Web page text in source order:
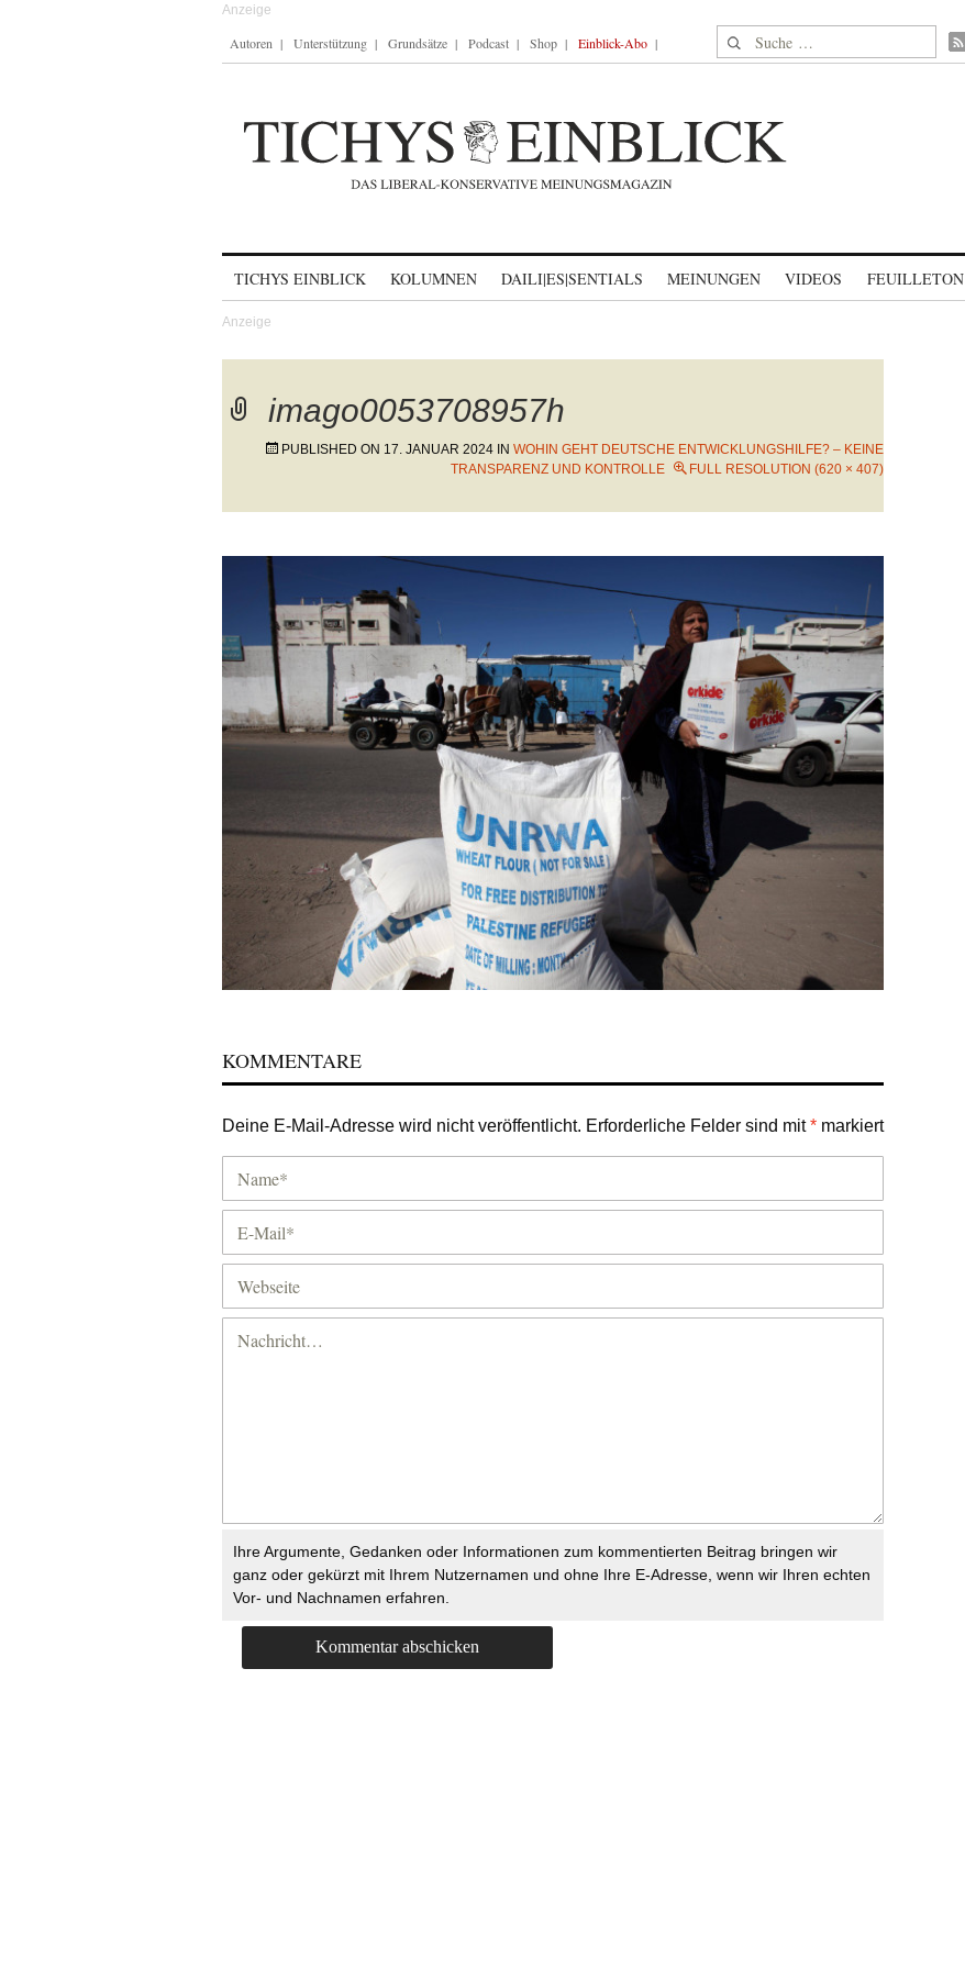
Autoren Unterstützung Grundsätze Podcast Shop Einblick-Abo Suche nach:
TICHYS EINBLICK KOLUMNEN DAILI|ES|SENTIALS MEINUNGEN VIDEOS FEUILLETON
imago0053708957h
PUBLISHED ON 17. JANUAR 2024 IN WOHIN GEHT DEUTSCHE ENTWICKLUNGSHILFE? – KEINE
TRANSPARENZ UND KONTROLLE
FULL RESOLUTION (620 × 407)
KOMMENTARE
Deine E-Mail-Adresse wird nicht veröffentlicht. Erforderliche Felder sind mit* markiert
Ihre Argumente, Gedanken oder Informationen zum kommentierten Beitrag bringen wir
ganz oder gekürzt mit Ihrem Nutzernamen und ohne Ihre E-Adresse, wenn wir Ihren echten
Vor- und Nachnamen erfahren.